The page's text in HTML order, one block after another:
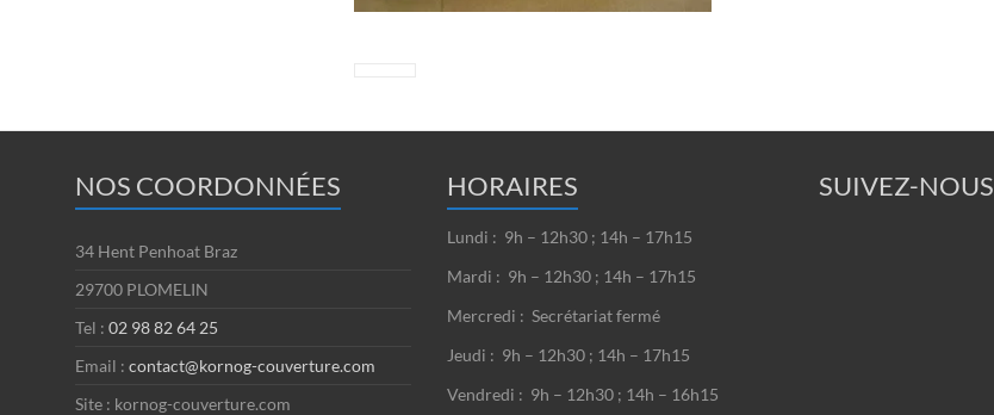
NOS COORDONNÉES
34 Hent Penhoat Braz
29700 PLOMELIN
Tel : 02 98 82 64 25
Email : contact@kornog-couverture.com
Site : kornog-couverture.com
HORAIRES
Lundi : 9h – 12h30 ; 14h – 17h15
Mardi : 9h – 12h30 ; 14h – 17h15
Mercredi : Secrétariat fermé
Jeudi : 9h – 12h30 ; 14h – 17h15
Vendredi : 9h – 12h30 ; 14h – 16h15
SUIVEZ-NOUS